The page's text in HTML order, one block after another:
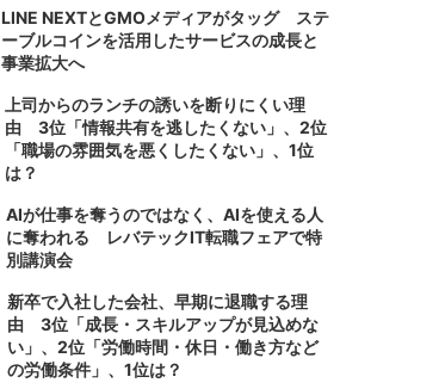
LINE NEXTとGMOメディアがタッグ ステ
ーブルコインを活用したサービスの成長と
事業拡大へ
上司からのランチの誘いを断りにくい理
由 3位「情報共有を逃したくない」、2位
「職場の雰囲気を悪くしたくない」、1位
は？
AIが仕事を奪うのではなく、AIを使える人
に奪われる レバテックIT転職フェアで特
別講演会
新卒で入社した会社、早期に退職する理
由 3位「成長・スキルアップが見込めな
い」、2位「労働時間・休日・働き方など
の労働条件」、1位は？